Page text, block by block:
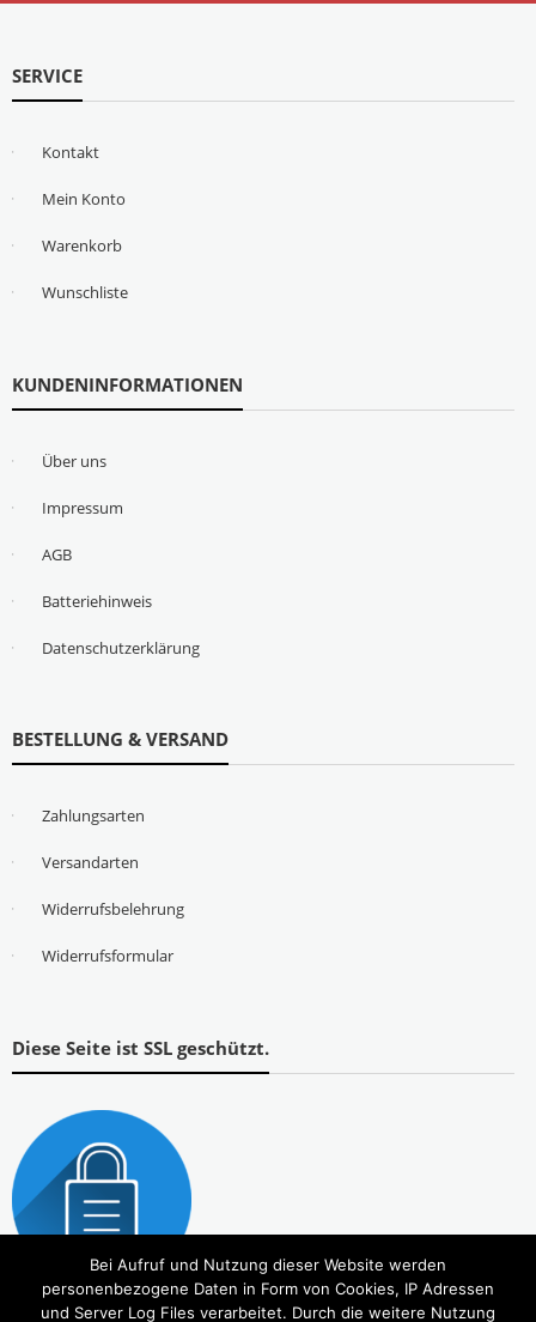
SERVICE
Kontakt
Mein Konto
Warenkorb
Wunschliste
KUNDENINFORMATIONEN
Über uns
Impressum
AGB
Batteriehinweis
Datenschutzerklärung
BESTELLUNG & VERSAND
Zahlungsarten
Versandarten
Widerrufsbelehrung
Widerrufsformular
Diese Seite ist SSL geschützt.
Bei Aufruf und Nutzung dieser Website werden
personenbezogene Daten in Form von Cookies, IP Adressen
und Server Log Files verarbeitet. Durch die weitere Nutzung